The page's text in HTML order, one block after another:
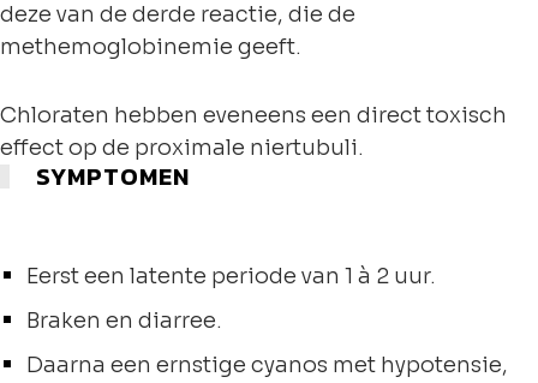
deze van de derde reactie, die de
methemoglobinemie geeft.
Chloraten hebben eveneens een direct toxisch
effect op de proximale niertubuli.
SYMPTOMEN
Eerst een latente periode van 1 à 2 uur.
Braken en diarree.
Daarna een ernstige cyanos met hypotensie,